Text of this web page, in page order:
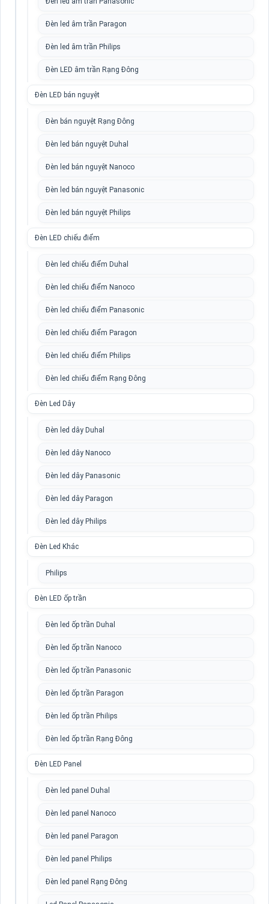
Đèn led âm trần Paragon
Đèn led âm trần Philips
Đèn LED âm trần Rạng Đông
Đèn LED bán nguyệt
Đèn bán nguyệt Rạng Đông
Đèn led bán nguyệt Duhal
Đèn led bán nguyệt Nanoco
Đèn led bán nguyệt Panasonic
Đèn led bán nguyệt Philips
Đèn LED chiếu điểm
Đèn led chiếu điểm Duhal
Đèn led chiếu điểm Nanoco
Đèn led chiếu điểm Panasonic
Đèn led chiếu điểm Paragon
Đèn led chiếu điểm Philips
Đèn led chiếu điểm Rạng Đông
Đèn Led Dây
Đèn led dây Duhal
Đèn led dây Nanoco
Đèn led dây Panasonic
Đèn led dây Paragon
Đèn led dây Philips
Đèn Led Khác
Philips
Đèn LED ốp trần
Đèn led ốp trần Duhal
Đèn led ốp trần Nanoco
Đèn led ốp trần Panasonic
Đèn led ốp trần Paragon
Đèn led ốp trần Philips
Đèn led ốp trần Rạng Đông
Đèn LED Panel
Đèn led panel Duhal
Đèn led panel Nanoco
Đèn led panel Paragon
Đèn led panel Philips
Đèn led panel Rạng Đông